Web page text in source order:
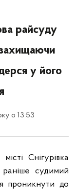
райсуду
у його
о 13:53
Снігурівка
раніше судимий
проникнути до